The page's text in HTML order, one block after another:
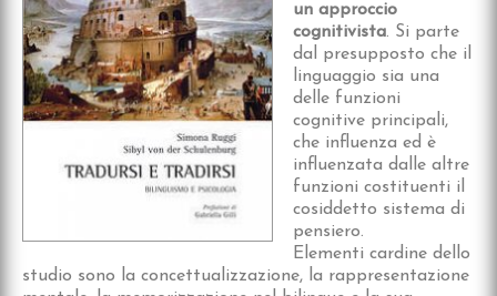
un approccio
cognitivista. Si parte
dal presupposto che il
linguaggio sia una
delle funzioni
cognitive principali,
che influenza ed è
influenzata dalle altre
funzioni costituenti il
cosiddetto sistema di
pensiero.
Elementi cardine dello
studio sono la concettualizzazione, la rappresentazione